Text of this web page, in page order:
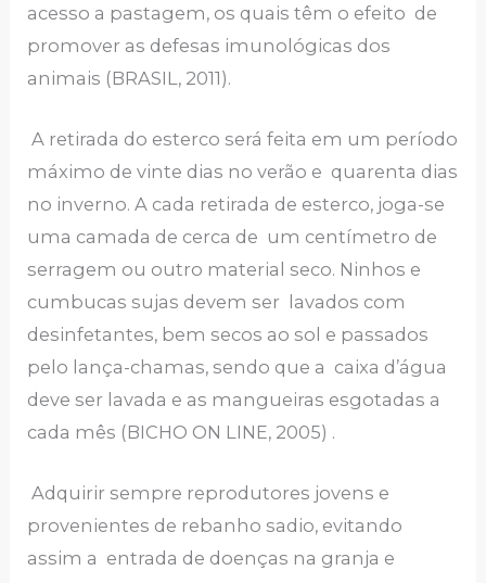
acesso a pastagem, os quais têm o efeito de
promover as defesas imunológicas dos
animais (BRASIL, 2011).
A retirada do esterco será feita em um período
máximo de vinte dias no verão e quarenta dias
no inverno. A cada retirada de esterco, joga-se
uma camada de cerca de um centímetro de
serragem ou outro material seco. Ninhos e
cumbucas sujas devem ser lavados com
desinfetantes, bem secos ao sol e passados
pelo lança-chamas, sendo que a caixa d’água
deve ser lavada e as mangueiras esgotadas a
cada mês (BICHO ON LINE, 2005) .
Adquirir sempre reprodutores jovens e
provenientes de rebanho sadio, evitando
assim a entrada de doenças na granja e